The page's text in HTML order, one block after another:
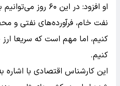
او افزود: در این ۶۰
نفت خام، فرآورده‌های نفتی و
کنیم، اما مهم است که سریعا
کنیم.